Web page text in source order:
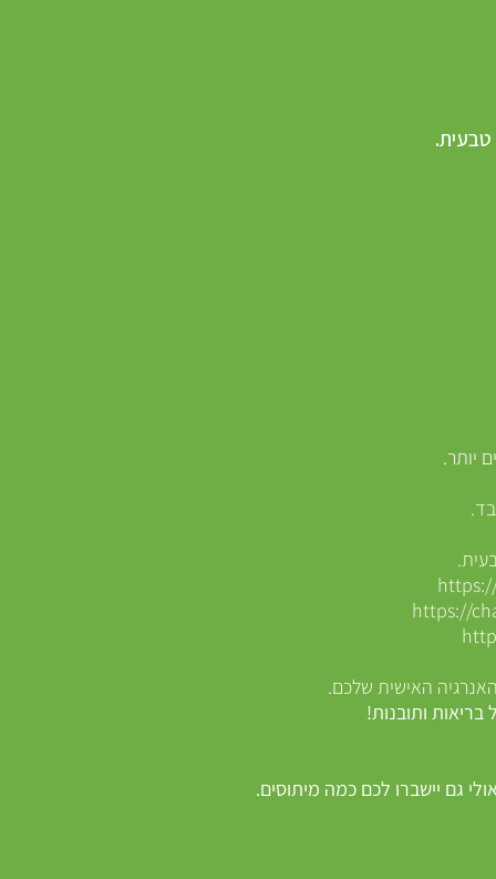
יותר.
https://
האישית שלכם.
ותובנות!
גם יישברו לכם כמה מיתוסים.